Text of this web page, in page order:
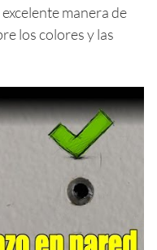
manera de
los colores y las